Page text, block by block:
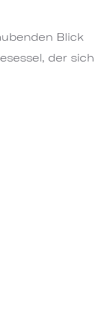
Blick
der sich